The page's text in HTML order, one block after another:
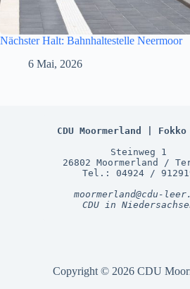
Nächster Halt: Bahnhaltestelle Neermoor
6 Mai, 2026
CDU Moormerland | Fokko
Steinweg 1
26802 Moormerland /
Tel.: 04924 /
moormerland@cdu-
CDU in
Copyright © 2026 CDU